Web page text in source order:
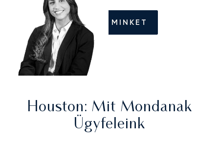
HÍVJON MINKET
Houston: Mit Mondanak
Ügyfeleink